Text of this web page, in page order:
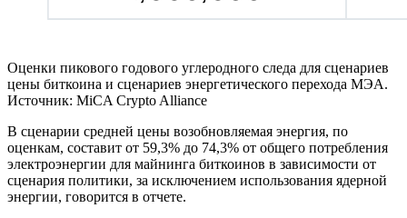
Оценки пикового годового углеродного следа для сценариев
цены биткоина и сценариев энергетического перехода МЭА.
Источник: MiCA Crypto Alliance
В сценарии средней цены возобновляемая энергия, по
оценкам, составит от 59,3% до 74,3% от общего потребления
электроэнергии для майнинга биткоинов в зависимости от
сценария политики, за исключением использования ядерной
энергии, говорится в отчете.